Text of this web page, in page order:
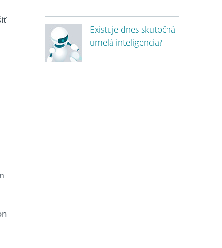
Existuje dnes skutočná
umelá inteligencia?